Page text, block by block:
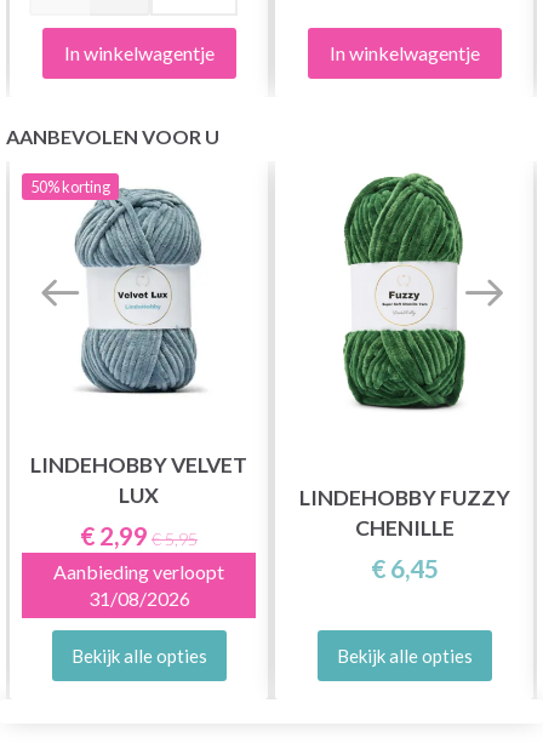
In winkelwagentje In winkelwagentje
AANBEVOLEN VOOR U
50%korting
LINDEHOBBY VELVET
LUX
€ 2,99 € 5,95
Aanbieding verloopt
31/08/2026
Bekijk alle opties
LINDEHOBBY FUZZY
CHENILLE
€ 6,45
Bekijk alle opties